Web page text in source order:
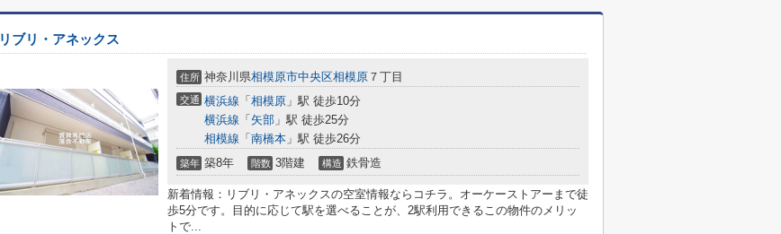
リブリ・アネックス
住所 神奈川県相模原市中央区相模原 ７丁目
交通 横浜線 「 相模原 」駅 徒歩10分
横浜線 「 矢部 」駅 徒歩25分
相模線 「 南橋本 」駅 徒歩26分
築年 築8年 階数 3階建 構造 鉄骨造
新着情報：リブリ・アネックスの空室情報ならコチラ。オーケーストアーまで徒
歩5分です。目的に応じて駅を選べることが、2駅利用できるこの物件のメリッ
トで...